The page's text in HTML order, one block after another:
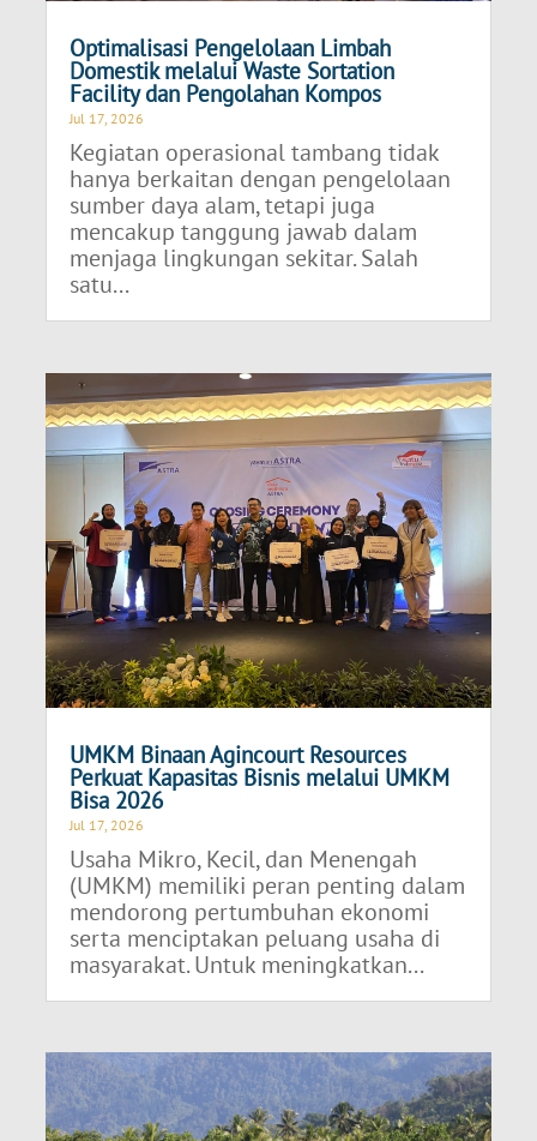
Optimalisasi Pengelolaan Limbah
Domestik melalui Waste Sortation
Facility dan Pengolahan Kompos
Jul 17, 2026
Kegiatan operasional tambang tidak
hanya berkaitan dengan pengelolaan
sumber daya alam, tetapi juga
mencakup tanggung jawab dalam
menjaga lingkungan sekitar. Salah
satu...
UMKM Binaan Agincourt Resources
Perkuat Kapasitas Bisnis melalui UMKM
Bisa 2026
Jul 17, 2026
Usaha Mikro, Kecil, dan Menengah
(UMKM) memiliki peran penting dalam
mendorong pertumbuhan ekonomi
serta menciptakan peluang usaha di
masyarakat. Untuk meningkatkan...